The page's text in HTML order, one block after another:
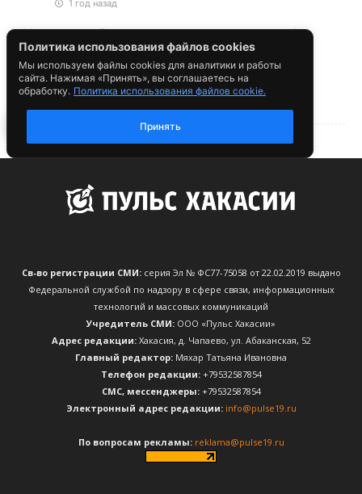
Св-во регистрации СМИ:серия Эл № ФС77-75058 от 22.02.2019 выдано
Федеральной службой по надзору в сфере связи, информационных
технологий и массовых коммуникаций
Учредитель СМИ: ООО «Пульс Хакасии»
Адрес редакции:Хакасия, д. Чапаево, ул. Абаканская, 52
Главный редактор: Мяхар Татьяна Ивановна
Телефон редакции:+79532587854
CМС, мессенджеры:+79532587854
Электронный адрес редакции: info@pulse19.ru
По вопросам рекламы: reklama@pulse19.ru